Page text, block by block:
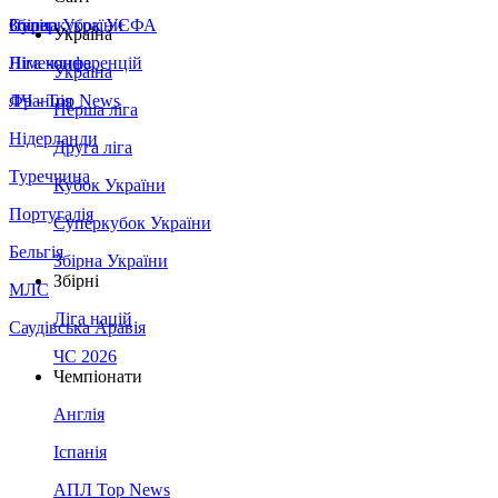
Збірна України
Італія
Німеччина
Франція
Нідерланди
Туреччина
Португалія
Бельгія
МЛС
Саудівська Аравія
Суперкубок УЄФА
Ліга конференцій
ЛЧ - Top News
Україна
Україна
Перша ліга
Друга ліга
Кубок України
Суперкубок України
Збірна України
Збірні
Ліга націй
ЧС 2026
Чемпіонати
Англія
Іспанія
АПЛ Top News